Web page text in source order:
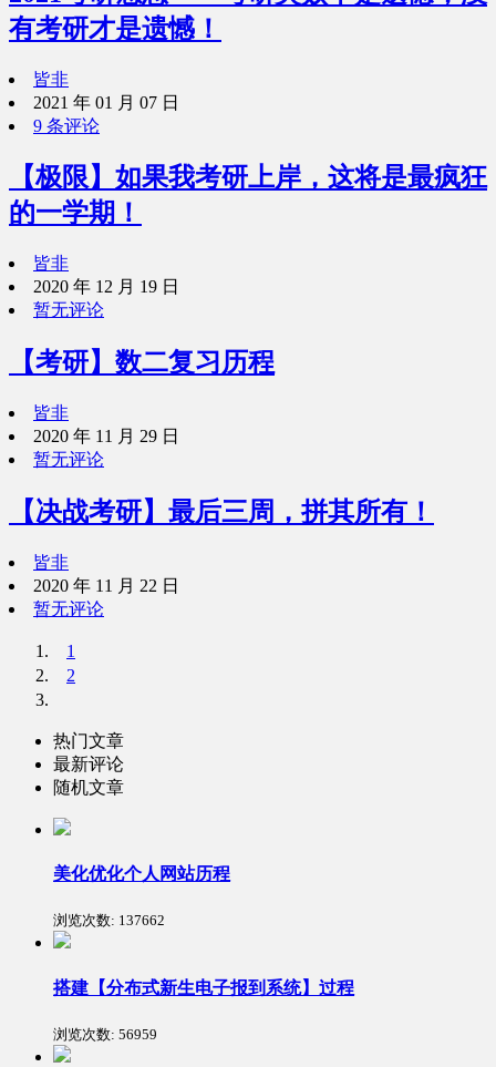
有考研才是遗憾！
皆非
2021 年 01 月 07 日
9 条评论
【极限】如果我考研上岸，这将是最疯狂
的一学期！
皆非
2020 年 12 月 19 日
暂无评论
【考研】数二复习历程
皆非
2020 年 11 月 29 日
暂无评论
【决战考研】最后三周，拼其所有！
皆非
2020 年 11 月 22 日
暂无评论
1
2
热门文章
最新评论
随机文章
美化优化个人网站历程
浏览次数: 137662
搭建【分布式新生电子报到系统】过程
浏览次数: 56959